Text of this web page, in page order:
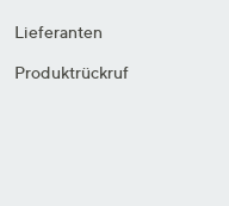
Lieferanten
Produktrückruf